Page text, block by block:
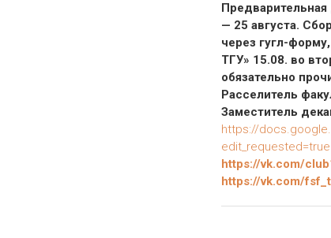
— 25 августа.
через гугл-
ТГУ» 15.08. во
обязательно
Расселитель
Заместитель
https://
edit_requested=true
https://vk.com/
https://vk.com/